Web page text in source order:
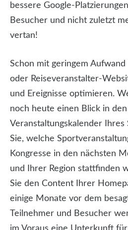
bessere Google-
Besucher und nicht zuletzt
vertan!
Schon mit geringem
oder Reiseveranstalter-
und Ereignisse optimieren.
noch heute einen Blick in
Veranstaltungskalender
Sie, welche
Kongresse in den nächsten
und Ihrer Region stattfinden
Sie den Content Ihrer
einige Monate vor dem
Teilnehmer und Besucher